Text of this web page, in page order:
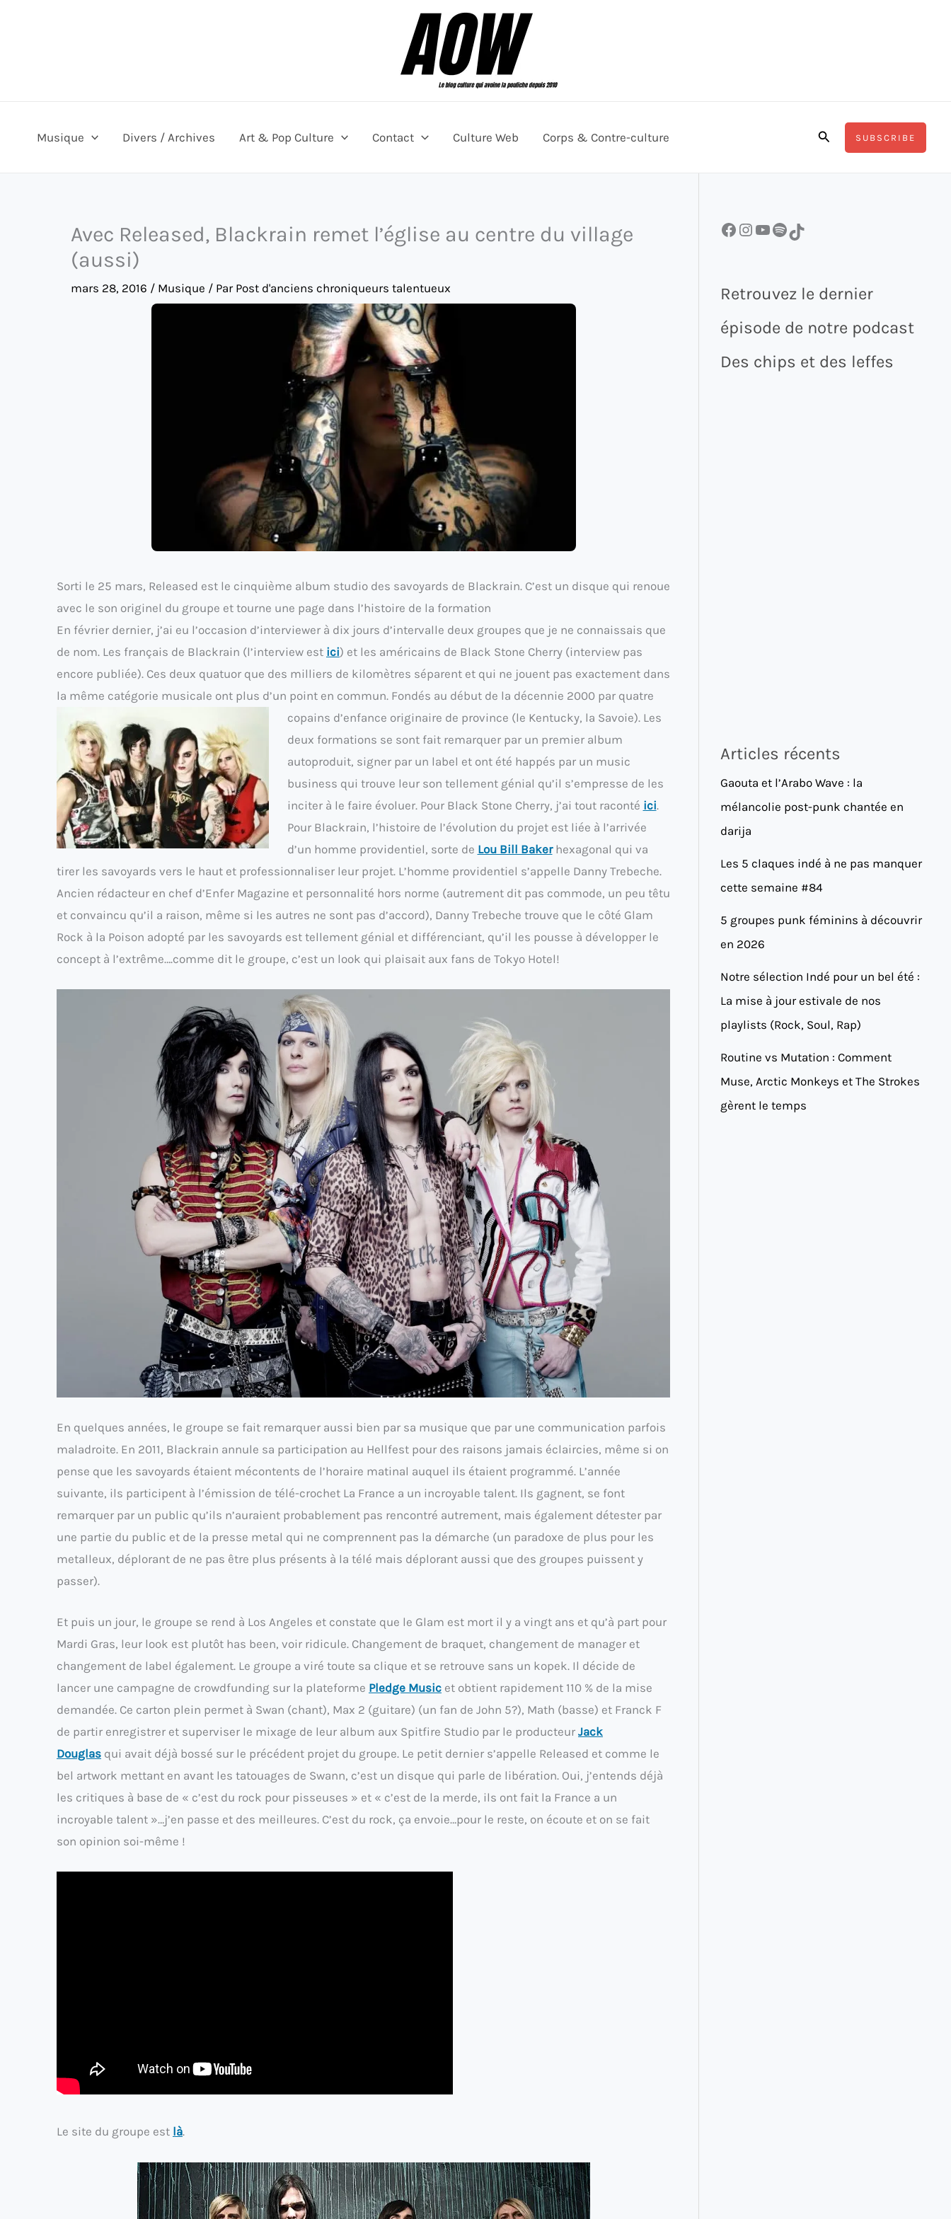
Musique Divers / Archives Art & Pop Culture Contact Culture Web Corps & Contre-culture RechercherSUBSCRIBE
Avec Released, Blackrain remet l’église au centre du village
(aussi)
mars 28, 2016 / Musique / Par Post d'anciens chroniqueurs talentueux
Sorti le 25 mars, Released est le cinquième album studio des savoyards de Blackrain. C’est un disque qui renoue
avec le son originel du groupe et tourne une page dans l’histoire de la formation
En février dernier, j’ai eu l’occasion d’interviewer à dix jours d’intervalle deux groupes que je ne connaissais que
de nom. Les français de Blackrain (l’interview est ici) et les américains de Black Stone Cherry (interview pas
encore publiée). Ces deux quatuor que des milliers de kilomètres séparent et qui ne jouent pas exactement dans
la même catégorie musicale ont plus d’un point en commun. Fondés au début de la décennie 2000 par quatre
copains d’enfance originaire de province (le Kentucky, la Savoie). Les
deux formations se sont fait remarquer par un premier album
autoproduit, signer par un label et ont été happés par un music
business qui trouve leur son tellement génial qu’il s’empresse de les
inciter à le faire évoluer. Pour Black Stone Cherry, j’ai tout raconté ici.
Pour Blackrain, l’histoire de l’évolution du projet est liée à l’arrivée
d’un homme providentiel, sorte de Lou Bill Bakerhexagonal qui va
tirer les savoyards vers le haut et professionnaliser leur projet. L’homme providentiel s’appelle Danny Trebeche.
Ancien rédacteur en chef d’Enfer Magazine et personnalité hors norme (autrement dit pas commode, un peu têtu
et convaincu qu’il a raison, même si les autres ne sont pas d’accord), Danny Trebeche trouve que le côté Glam
Rock à la Poison adopté par les savoyards est tellement génial et différenciant, qu’il les pousse à développer le
concept à l’extrême….comme dit le groupe, c’est un look qui plaisait aux fans de Tokyo Hotel!
En quelques années, le groupe se fait remarquer aussi bien par sa musique que par une communication parfois
maladroite. En 2011, Blackrain annule sa participation au Hellfest pour des raisons jamais éclaircies, même si on
pense que les savoyards étaient mécontents de l’horaire matinal auquel ils étaient programmé. L’année
suivante, ils participent à l’émission de télé-crochet La France a un incroyable talent. Ils gagnent, se font
remarquer par un public qu’ils n’auraient probablement pas rencontré autrement, mais également détester par
une partie du public et de la presse metal qui ne comprennent pas la démarche (un paradoxe de plus pour les
metalleux, déplorant de ne pas être plus présents à la télé mais déplorant aussi que des groupes puissent y
passer).
Et puis un jour, le groupe se rend à Los Angeles et constate que le Glam est mort il y a vingt ans et qu’à part pour
Mardi Gras, leur look est plutôt has been, voir ridicule. Changement de braquet, changement de manager et
changement de label également. Le groupe a viré toute sa clique et se retrouve sans un kopek. Il décide de
lancer une campagne de crowdfunding sur la plateforme Pledge Music et obtient rapidement 110 % de la mise
demandée. Ce carton plein permet à Swan (chant), Max 2 (guitare) (un fan de John 5?), Math (basse) et Franck F
de partir enregistrer et superviser le mixage de leur album aux Spitfire Studio par le producteur Jack
Douglas qui avait déjà bossé sur le précédent projet du groupe. Le petit dernier s’appelle Released et comme le
bel artwork mettant en avant les tatouages de Swann, c’est un disque qui parle de libération. Oui, j’entends déjà
les critiques à base de « c’est du rock pour pisseuses » et « c’est de la merde, ils ont fait la France a un
incroyable talent »…j’en passe et des meilleures. C’est du rock, ça envoie…pour le reste, on écoute et on se fait
son opinion soi-même !
Le site du groupe est là.
Facebook InstagramYouTube Spotify TikTok
Retrouvez le dernier
épisode de notre podcast
Des chips et des leffes
Articles récents
Gaouta et l’Arabo Wave : la
mélancolie post-punk chantée en
darija
Les 5 claques indé à ne pas manquer
cette semaine #84
5 groupes punk féminins à découvrir
en 2026
Notre sélection Indé pour un bel été :
La mise à jour estivale de nos
playlists (Rock, Soul, Rap)
Routine vs Mutation : Comment
Muse, Arctic Monkeys et The Strokes
gèrent le temps